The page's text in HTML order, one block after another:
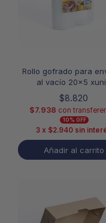
Rollo gofrado para
al vacío 20×5
$8.820
$7.938 con
10% OFF
3 x $2.940 sin
Añadir al carrito